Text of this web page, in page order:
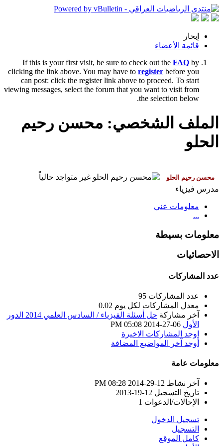
إبحار
قائمة الأعضاء
If this is your first visit, be sure to check out the FAQ by
clicking the link above. You may have to register before you
can post: click the register link above to proceed. To start
viewing messages, select the forum that you want to visit from
the selection below.
الملف الشخصي: محسن رحيم
الحلو
مدرس فيزياء
معلومات عني
...
معلومات بسيطة
الاحصائيات
عدد المشاركات
عدد المشاركات 95
معدل المشاركات لكل يوم 0.02
آخر مشاركة
حل أسئلة الفيزياء / السادس العلمي 2014 الدور
الأول
05:08 PM
اوجد المشاركات الاخيرة
أوجد آخر المواضيع المضافة
معلومات عامة
آخر نشاط 12-29-2014
08:28 PM
تاريخ التسجيل 12-19-2013
الإحالات/الدعوات 1
تسجيل الدخول
التسجيل
كامل الموقع